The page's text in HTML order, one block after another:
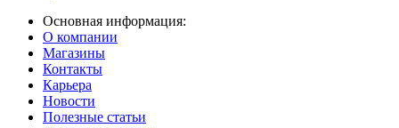
Основная информация:
О компании
Магазины
Контакты
Карьера
Новости
Полезные статьи